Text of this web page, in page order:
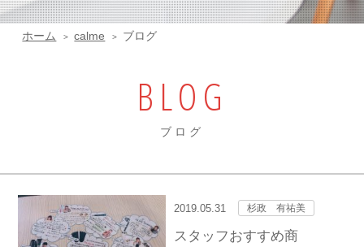
ホーム calme ブログ
BLOG
ブログ
2019.05.31 杉政 有祐美
スタッフおすすめ商